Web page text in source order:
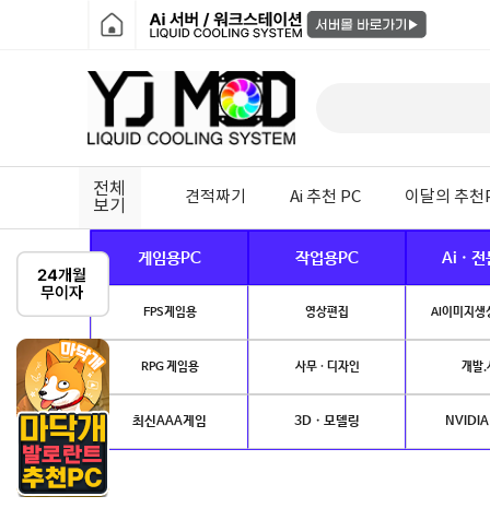
전체
보기
견적짜기 Ai 추천 PC 이달의 추천
게임용PC 작업용PC Ai · 전
FPS게임용 영상편집 AI이미지생
RPG 게임용 사무 · 디자인 개발.
최신AAA게임 3D · 모델링